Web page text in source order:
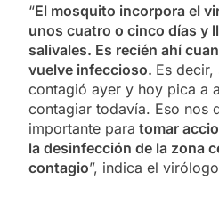
“El mosquito incorpora el
unos cuatro o cinco días y
salivales. Es recién ahí
vuelve infeccioso. Es
contagió ayer y hoy pica a
contagiar todavía. Eso nos
importante para tomar
la desinfección de la zona
contagio”, indica el